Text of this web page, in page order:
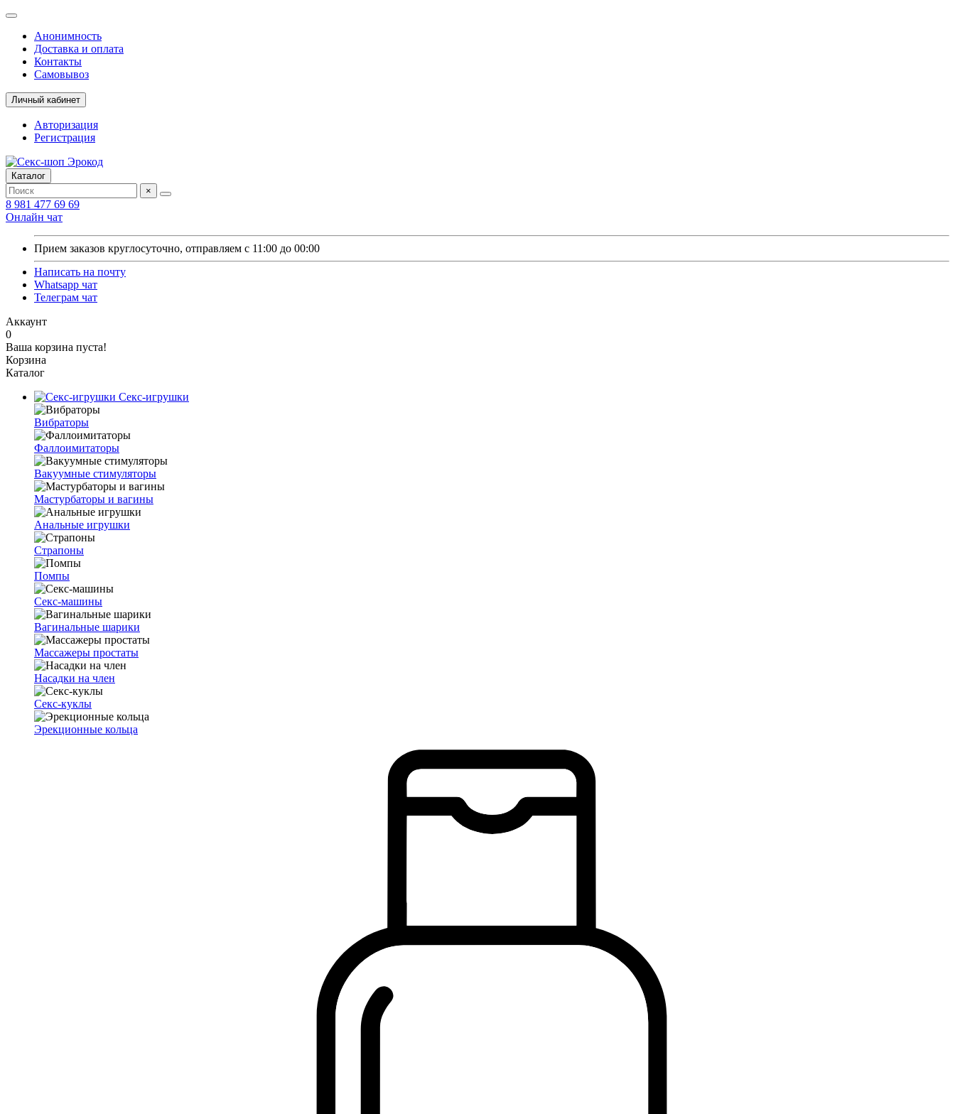
Анонимность
Доставка и оплата
Контакты
Самовывоз
Личный кабинет
Авторизация
Регистрация
Каталог
×
8 981 477 69 69
Онлайн чат
Прием заказов круглосуточно, отправляем с 11:00 до 00:00
Написать на почту
Whatsapp чат
Телеграм чат
Аккаунт
0
Ваша корзина пуста!
Корзина
Каталог
Секс-игрушки
Вибраторы
Фаллоимитаторы
Вакуумные стимуляторы
Мастурбаторы и вагины
Анальные игрушки
Страпоны
Помпы
Секс-машины
Вагинальные шарики
Массажеры простаты
Насадки на член
Секс-куклы
Эрекционные кольца